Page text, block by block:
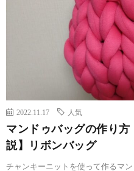
2022.11.17 人気
マンドゥバッグの作り
説】リボンバッグ
チャンキーニットを使って作るマ